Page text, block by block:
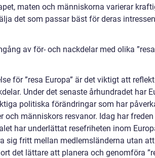
maten och människorna varierar
det som passar bäst för deras
av för- och nackdelar med olika ”resa
för ”resa Europa” är det viktigt att
Under det senaste århundradet har
politiska förändringar som har
och människors resvanor. Idag har freden
har underlättat resefriheten inom
sig fritt mellan medlemsländerna utan
det lättare att planera och genomföra